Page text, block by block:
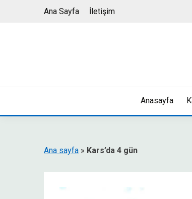
Ana Sayfa İletişim
Anasayfa
Ana sayfa » Kars’da 4 gün